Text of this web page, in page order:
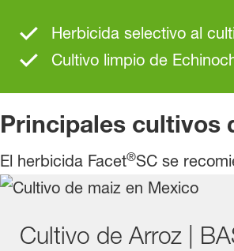
Herbicida selectivo al
Cultivo limpio de
Principales cultivos
El herbicida Facet®SC se
Cultivo de Arroz |